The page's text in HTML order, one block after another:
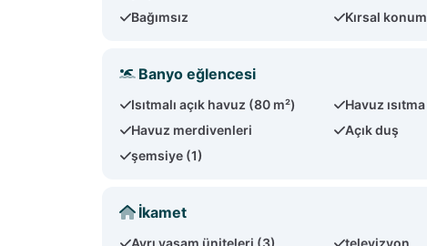
Bağımsız
Kırsal konum
Banyo eğlencesi
Isıtmalı açık havuz (80 m²) Havuz ısıtma
Havuz merdivenleri
Açık duş
şemsiye (1)
İkamet
Ayrı yaşam üniteleri (3) televizyon